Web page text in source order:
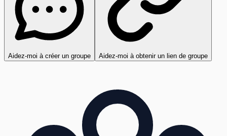
Aidez-moi à créer un groupe Aidez-moi à obtenir un lien de groupe